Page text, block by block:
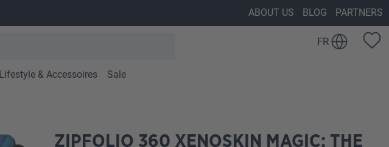
ABOUT US BLOG PARTNERS
FR
Lifestyle & Accessoires Sale
ZIPFOLIO 360 XENOSKIN MAGIC: THE